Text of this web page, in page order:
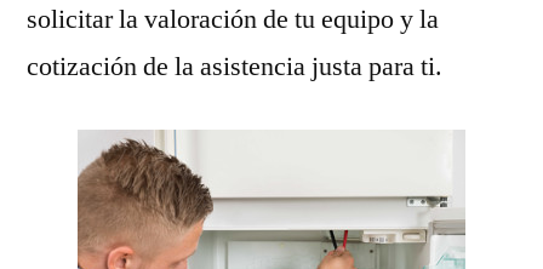
solicitar la valoración de tu equipo y la
cotización de la asistencia justa para ti.